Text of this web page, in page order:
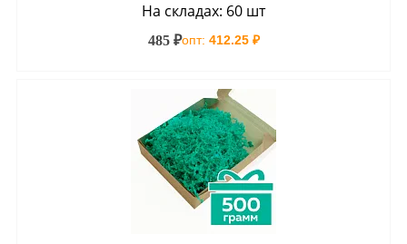
На складах: 60 шт
485 ₽опт: 412.25 ₽